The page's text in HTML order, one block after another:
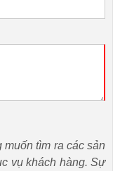
muốn tìm ra các sản
vụ khách hàng. Sự